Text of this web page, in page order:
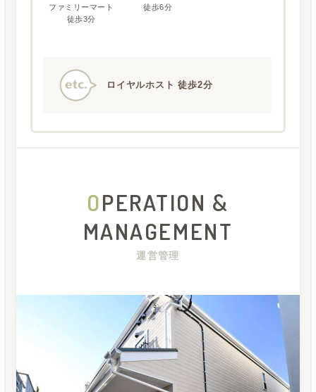
ファミリーマート
徒歩3分
徒歩6分
ロイヤルホスト 徒歩2分
OPERATION &
MANAGEMENT
運営管理